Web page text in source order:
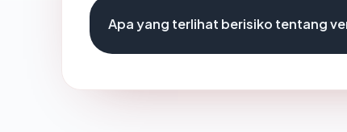
Apa yang terlihat berisiko tentang